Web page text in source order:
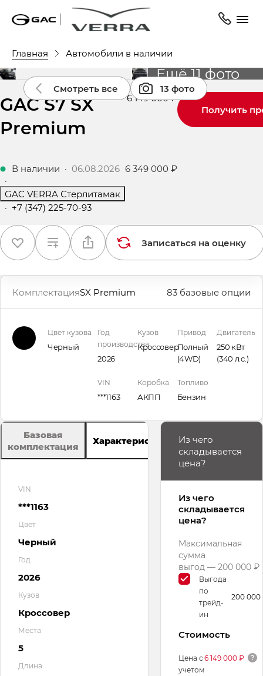
Главная Автомобили в наличии
Смотреть все 13 фото
Ещё 11 фото
GAC S7 SX
Premium
6 149 000 ₽
В наличии · 06.08.2026
·
GAC VERRA Стерлитамак
· +7 (347) 225-70-93
6 349 000 ₽
Получить
Записаться на оценку
КомплектацияSX Premium 83 базовые опции
Цвет кузова
Черный
Год
производства
2026
Кузов
Кроссовер
Привод
Полный
(4WD)
Двигатель
250 кВт
(340 л.с.)
VIN
***1163
Коробка
АКПП
Топливо
Бензин
Базовая
комплектация
Характеристики
VIN
***1163
Цвет
Черный
Год
2026
Кузов
Кроссовер
Места
5
Длина
Из чего
складывается
цена?
Из чего
складывается
цена?
Максимальная
сумма
выгод — 200 000 ₽
Выгода
по
трейд-
ин
200 000
Стоимость
Цена с
учетом
6 149 000 ₽